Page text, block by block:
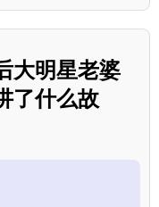
大明星老婆
了什么故